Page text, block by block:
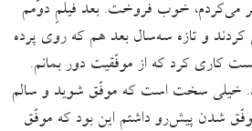
می‌کردم، خوب فروخت. بعد فیلمِ دوّمم
و تازه سه‌سال بعد هم که روی پرده
کاری کرد که از موفّقیت دور بمانم.
خیلی سخت است که موفّق شوید و سالم
موفّق ‌شدن پیش‌رو داشتم این بود که موفّق